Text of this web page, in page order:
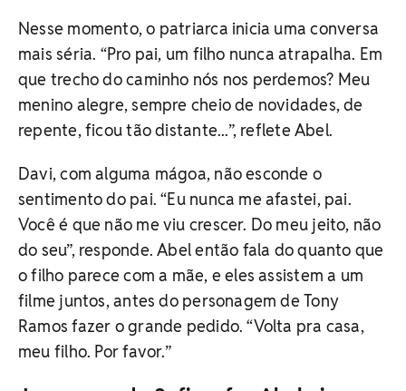
Nesse momento, o patriarca inicia uma conversa
mais séria. “Pro pai, um filho nunca atrapalha. Em
que trecho do caminho nós nos perdemos? Meu
menino alegre, sempre cheio de novidades, de
repente, ficou tão distante...”, reflete Abel.
Davi, com alguma mágoa, não esconde o
sentimento do pai. “Eu nunca me afastei, pai.
Você é que não me viu crescer. Do meu jeito, não
do seu”, responde. Abel então fala do quanto que
o filho parece com a mãe, e eles assistem a um
filme juntos, antes do personagem de Tony
Ramos fazer o grande pedido. “Volta pra casa,
meu filho. Por favor.”